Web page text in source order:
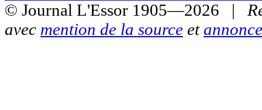
© Journal L'Essor 1905—2026 |
avec mention de la source et